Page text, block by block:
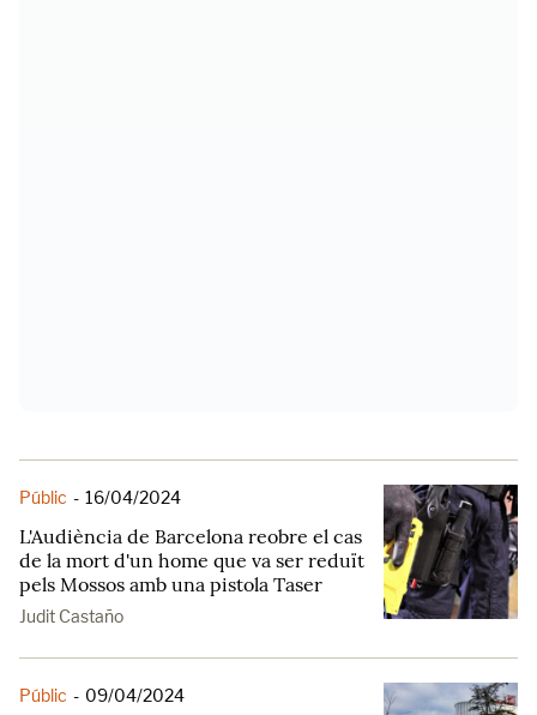
Públic - 16/04/2024
L'Audiència de Barcelona reobre el cas
de la mort d'un home que va ser reduït
pels Mossos amb una pistola Taser
Judit Castaño
Públic - 09/04/2024